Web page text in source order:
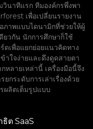
นาทีแรก ทีมองค์กรพึ่งพา
เพื่อเปลี่ยนรายงาน
ภาพแบบไดนามิกที่ช่วยให้ผู้
วกัน นักการศึกษาก็ใช้
ดเพื่อแยกย่อยแนวคิดทาง
าใจง่ายและดึงดูดสายตา
หลายเหล่านี้ เครื่องมือนี้จึง
กระดับการเล่าเรื่องด้วย
ผลิตเต็มรูปแบบ
ธิต SaaS